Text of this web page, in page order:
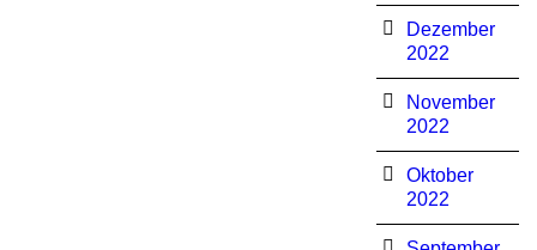
Dezember
2022
November
2022
Oktober
2022